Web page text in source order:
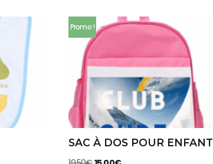
Promo !
SAC À DOS POUR ENFANT